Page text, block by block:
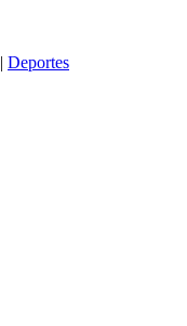
| Deportes